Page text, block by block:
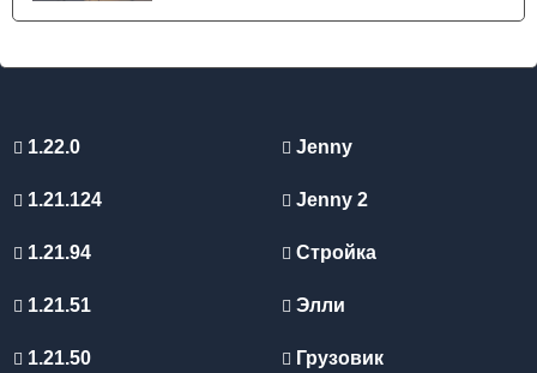
Дополнение также добавляет секретные места, которые
Благодаря компактным размерам и качественному
оформлению все новые объекты отлично вписываются
увлекательным.
1.22.0
1.21.124
1.21.94
1.21.51
1.21.50
Jenny
Jenny 2
Стройка
Элли
Грузовик